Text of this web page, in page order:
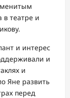
в театре и
и интерес
и
и
Яне развить
перед